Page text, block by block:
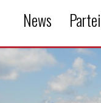
News Partei